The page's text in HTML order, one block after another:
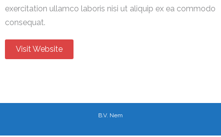
exercitation ullamco laboris nisi ut aliquip ex ea commodo
consequat.
Visit Website
B.V. Nem